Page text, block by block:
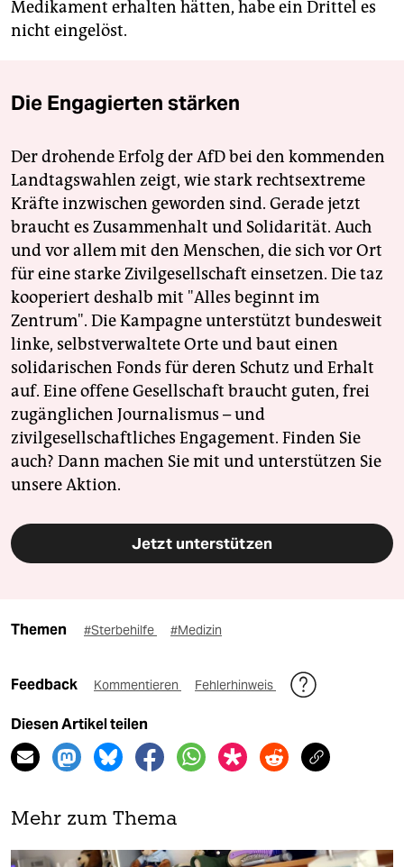
Medikament erhalten hätten, habe ein Drittel es
nicht eingelöst.
Die Engagierten stärken
Der drohende Erfolg der AfD bei den kommenden
Landtagswahlen zeigt, wie stark rechtsextreme
Kräfte inzwischen geworden sind. Gerade jetzt
braucht es Zusammenhalt und Solidarität. Auch
und vor allem mit den Menschen, die sich vor Ort
für eine starke Zivilgesellschaft einsetzen. Die taz
kooperiert deshalb mit "Alles beginnt im
Zentrum". Die Kampagne unterstützt bundesweit
linke, selbstverwaltete Orte und baut einen
solidarischen Fonds für deren Schutz und Erhalt
auf. Eine offene Gesellschaft braucht guten, frei
zugänglichen Journalismus – und
zivilgesellschaftliches Engagement. Finden Sie
auch? Dann machen Sie mit und unterstützen Sie
unsere Aktion.
Jetzt unterstützen
Themen #Sterbehilfe #Medizin
Feedback Kommentieren Fehlerhinweis
Diesen Artikel teilen
Mehr zum Thema